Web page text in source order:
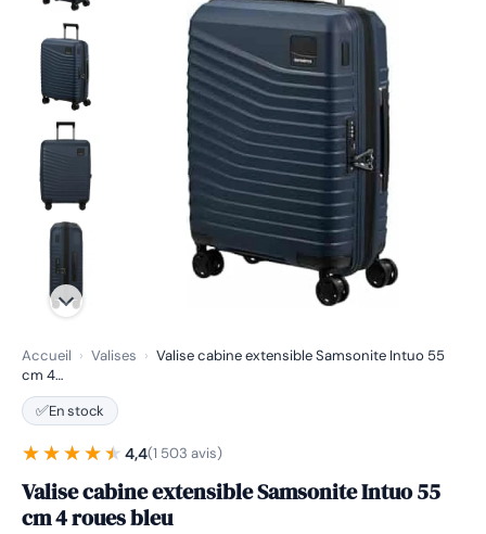
Accueil › Valises › Valise cabine extensible Samsonite Intuo 55
cm 4…
✅En stock
★★★★★
★★★★★ 4,4(1 503 avis)
Valise cabine extensible Samsonite Intuo 55
cm 4 roues bleu